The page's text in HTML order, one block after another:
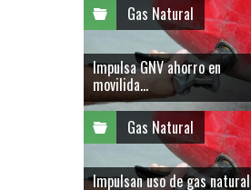
Gas Natural
Impulsa GNV ahorro en
movilida...
Gas Natural
Impulsan uso de gas natural